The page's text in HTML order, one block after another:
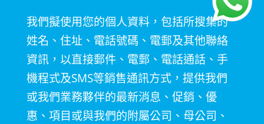
我們擬使用您的個人資料，包括所搜集的
姓名、住址、電話號碼、電郵及其他聯絡
資訊，以直接郵件、電郵、電話通話、手
機程式及SMS等銷售通訊方式，提供我們
或我們業務夥伴的最新消息、促銷、優
惠、項目或與我們的附屬公司、母公司、